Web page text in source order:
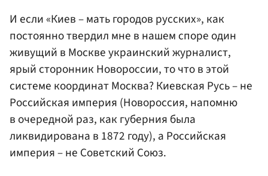
И если «Киев – мать городов русских», как
постоянно твердил мне в нашем споре один
живущий в Москве украинский журналист,
ярый сторонник Новороссии, то что в этой
системе координат Москва? Киевская Русь – не
Российская империя (Новороссия, напомню
в очередной раз, как губерния была
ликвидирована в 1872 году), а Российская
империя – не Советский Союз.